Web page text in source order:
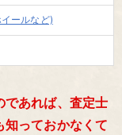
ールなど)
であれば、査定士
っておかなくて